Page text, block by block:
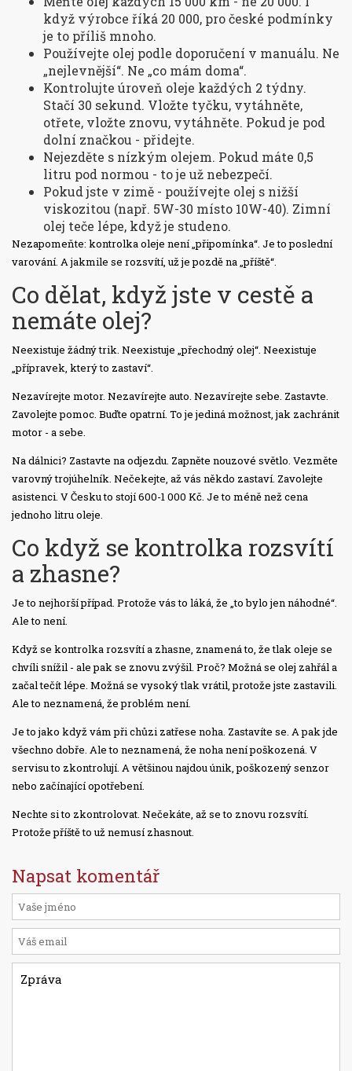
když výrobce říká 20 000, pro české podmínky
je to příliš mnoho.
Používejte olej podle doporučení v manuálu. Ne
„nejlevnější“. Ne „co mám doma“.
Kontrolujte úroveň oleje každých 2 týdny.
Stačí 30 sekund. Vložte tyčku, vytáhněte,
otřete, vložte znovu, vytáhněte. Pokud je pod
dolní značkou - přidejte.
Nejezděte s nízkým olejem. Pokud máte 0,5
litru pod normou - to je už nebezpečí.
Pokud jste v zimě - používejte olej s nižší
viskozitou (např. 5W-30 místo 10W-40). Zimní
olej teče lépe, když je studeno.
Nezapomeňte: kontrolka oleje není „připomínka“. Je to poslední
varování. A jakmile se rozsvítí, už je pozdě na „příště“.
Co dělat, když jste v cestě a
nemáte olej?
Neexistuje žádný trik. Neexistuje „přechodný olej“. Neexistuje
„přípravek, který to zastaví“.
Nezavírejte motor. Nezavírejte auto. Nezavírejte sebe. Zastavte.
Zavolejte pomoc. Buďte opatrní. To je jediná možnost, jak zachránit
motor - a sebe.
Na dálnici? Zastavte na odjezdu. Zapněte nouzové světlo. Vezměte
varovný trojúhelník. Nečekejte, až vás někdo zastaví. Zavolejte
asistenci. V Česku to stojí 600-1 000 Kč. Je to méně než cena
jednoho litru oleje.
Co když se kontrolka rozsvítí
a zhasne?
Je to nejhorší případ. Protože vás to láká, že „to bylo jen náhodné“.
Ale to není.
Když se kontrolka rozsvítí a zhasne, znamená to, že tlak oleje se
chvíli snížil - ale pak se znovu zvýšil. Proč? Možná se olej zahřál a
začal tečít lépe. Možná se vysoký tlak vrátil, protože jste zastavili.
Ale to neznamená, že problém není.
Je to jako když vám při chůzi zatřese noha. Zastavíte se. A pak jde
všechno dobře. Ale to neznamená, že noha není poškozená. V
servisu to zkontrolují. A většinou najdou únik, poškozený senzor
nebo začínající opotřebení.
Nechte si to zkontrolovat. Nečekáte, až se to znovu rozsvítí.
Protože příště to už nemusí zhasnout.
Napsat komentář